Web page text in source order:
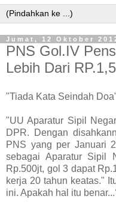
Jumat, 12 Oktober
PNS Gol.IV
Lebih Dari
"Tiada Kata Seindah
"UU Aparatur Sipil
DPR. Dengan
PNS yang per Januari
sebagai Aparatur
Rp.500jt, gol 3 dapat
kerja 20 tahun keatas."
ini. Apakah hal itu